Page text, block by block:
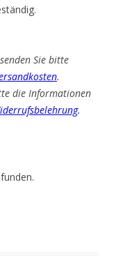
Sie bitte
.
die Informationen
.